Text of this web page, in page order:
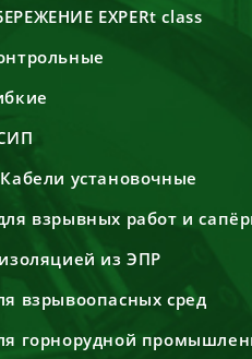
EXPERt class
установочные
взрывных работ и
из ЭПР
взрывоопасных сред
горнорудной